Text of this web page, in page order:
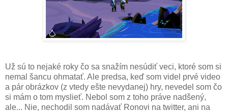
Už sú to nejaké roky čo sa snažím nesúdiť veci, ktoré som si
nemal šancu ohmatať. Ale predsa, keď som videl prvé video
a pár obrázkov (z vtedy ešte nevydanej) hry, nevedel som čo
si mám o tom myslieť. Nebol som z toho práve nadšený,
ale... Nie, nechodil som nadávať Ronovi na twitter, ani na